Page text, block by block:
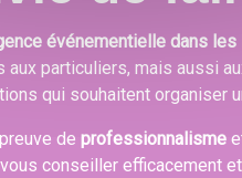
événementielle dans les
aux particuliers, mais aussi
qui souhaitent organiser
de professionnalisme
conseiller efficacement